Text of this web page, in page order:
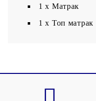
1 x Матрак
1 х Топ матрак